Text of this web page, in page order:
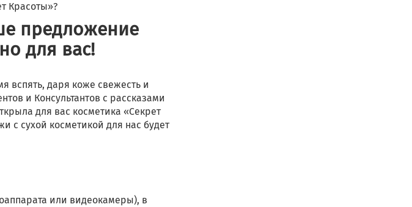
Красоты»?
предложение
для вас!
вспять, даря коже свежесть и
и Консультантов с рассказами
для вас косметика «Секрет
с сухой косметикой для нас будет
или видеокамеры), в